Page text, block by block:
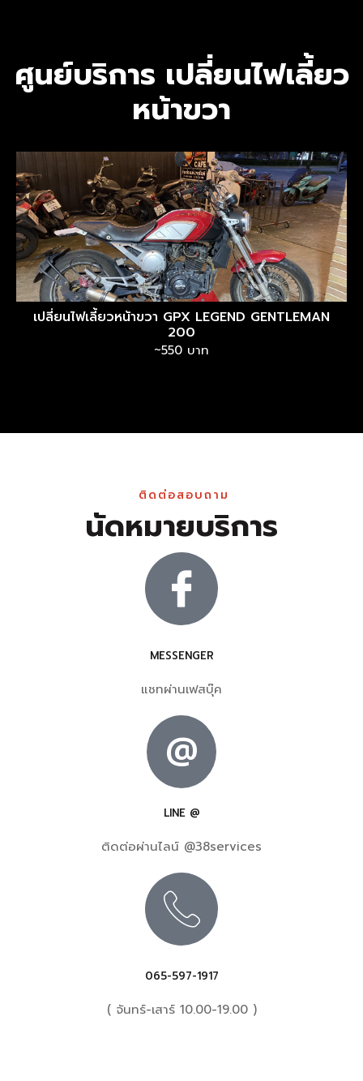
ศูนย์บริการ เปลี่ยนไฟเลี้ยว
หน้าขวา
เปลี่ยนไฟเลี้ยวหน้าขวา GPX LEGEND GENTLEMAN
200
~550 บาท
ติดต่อสอบถาม
นัดหมายบริการ
MESSENGER
แชทผ่านเฟสบุ๊ค
@
LINE @
ติดต่อผ่านไลน์ @38services
065-597-1917
( จันทร์-เสาร์ 10.00-19.00 )